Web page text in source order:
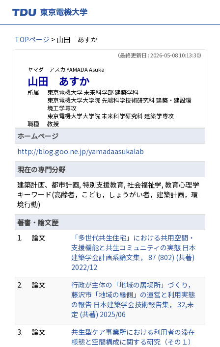
TOPページ > 山田 あすか
（最終更新日 : 2026-05-08 10:13:30）
ヤマダ アスカ YAMADA Asuka
山田 あすか
所属
東京電機大学 未来科学部 建築学科
東京電機大学大学院 先端科学技術研究科 建築・建設環
境工学専攻
東京電機大学大学院 未来科学研究科 建築学専攻
職種
教授
ホームページ
http://blog.goo.ne.jp/yamadaasukalab
現在の専門分野
建築計画、都市計画, 特別支援教育, 社会福祉学, 教育心理学
キーワード(高齢者，こども，しょうがい者，建築計画，環
境行動)
著書・論文歴
1.
論文
「多世代共生住宅」における共用空間・
支援機能と共生コミュニティの実態 日本
建築学会計画系論文集， 87 (802) (共著)
2022/12
2.
論文
行政が主体の「地域の居場所」づくり，
藤沢市「地域の縁側」の運営と利用実態
の報告 日本建築学会技術報告集， 32,未
定 (共著) 2025/06
3.
論文
共生型ケア事業所における利用者の滞在
様態と空間構成に関する研究（その１）